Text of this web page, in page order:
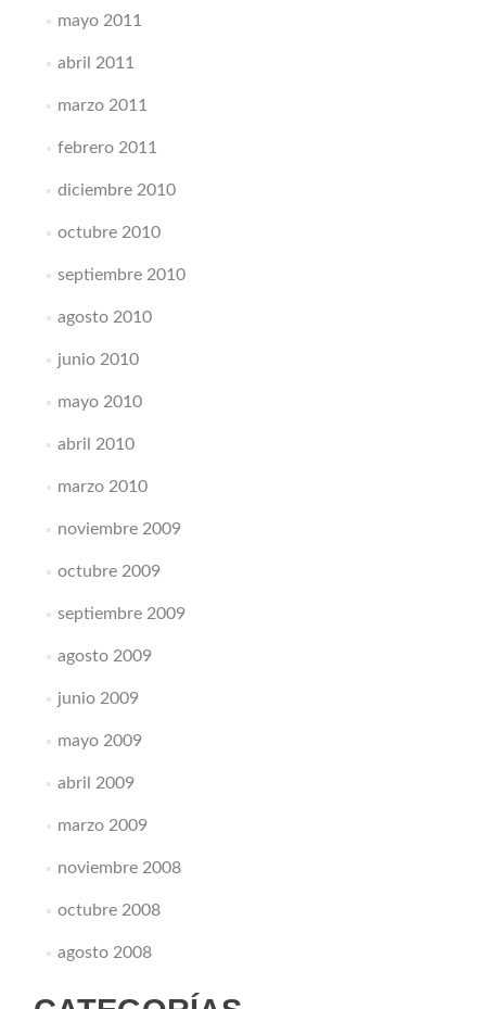
mayo 2011
abril 2011
marzo 2011
febrero 2011
diciembre 2010
octubre 2010
septiembre 2010
agosto 2010
junio 2010
mayo 2010
abril 2010
marzo 2010
noviembre 2009
octubre 2009
septiembre 2009
agosto 2009
junio 2009
mayo 2009
abril 2009
marzo 2009
noviembre 2008
octubre 2008
agosto 2008